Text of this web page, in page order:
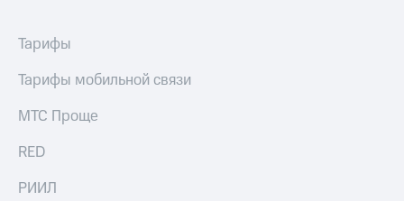
акционеров
кабинет
акционера
Тарифы
Тарифы мобильной связи
МТС Проще
RED
РИИЛ